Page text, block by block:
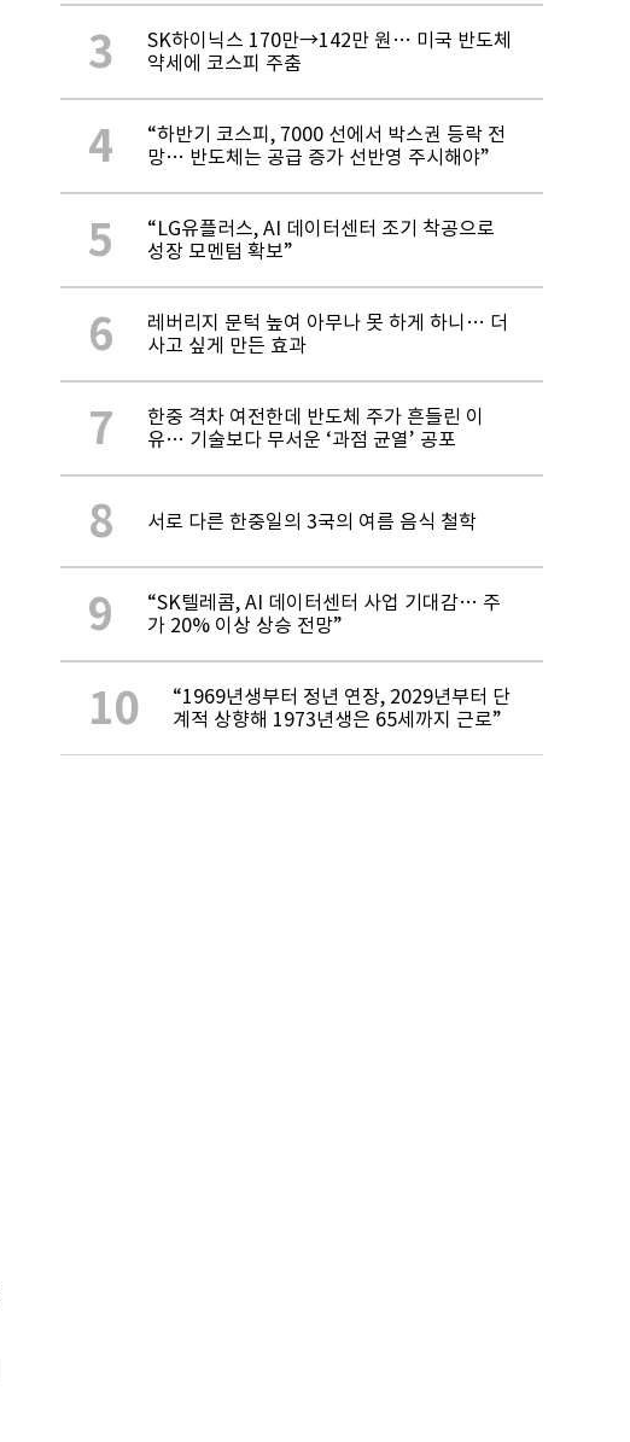
3
SK하이닉스 170만→142만 원… 미국 반도체
약세에 코스피 주춤
4
“하반기 코스피, 7000 선에서 박스권 등락 전
망… 반도체는 공급 증가 선반영 주시해야”
5
“LG유플러스, AI 데이터센터 조기 착공으로
성장 모멘텀 확보”
6
레버리지 문턱 높여 아무나 못 하게 하니… 더
사고 싶게 만든 효과
7
한중 격차 여전한데 반도체 주가 흔들린 이
유… 기술보다 무서운 ‘과점 균열’ 공포
8 서로 다른 한중일의 3국의 여름 음식 철학
9
“SK텔레콤, AI 데이터센터 사업 기대감… 주
가 20% 이상 상승 전망”
10
“1969년생부터 정년 연장, 2029년부터 단
계적 상향해 1973년생은 65세까지 근로”